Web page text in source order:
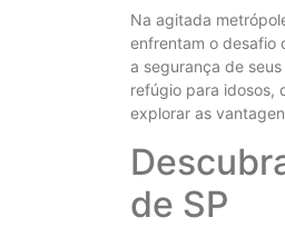
Na agitada
enfrentam o desafio
a segurança de
refúgio para idosos,
explorar as
de SP